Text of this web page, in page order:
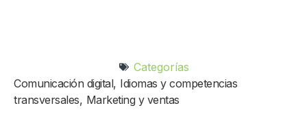
Categorías
Comunicación digital, Idiomas y competencias
transversales, Marketing y ventas